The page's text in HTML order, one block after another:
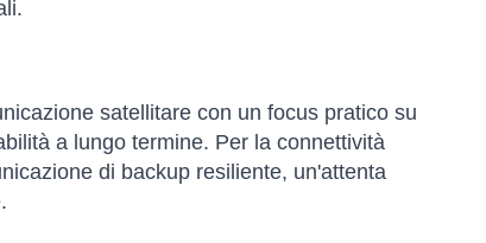
satellitare con un focus pratico su
a lungo termine. Per la connettività
di backup resiliente, un'attenta